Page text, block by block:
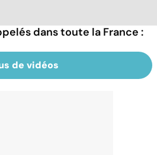
dans toute la France :
de vidéos